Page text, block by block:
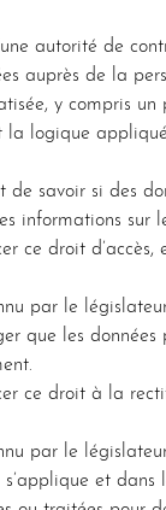
autorité de
auprès de la
y compris
logique
savoir si des
informations sur
ce droit
par le
que les
ce droit à la
par le
et